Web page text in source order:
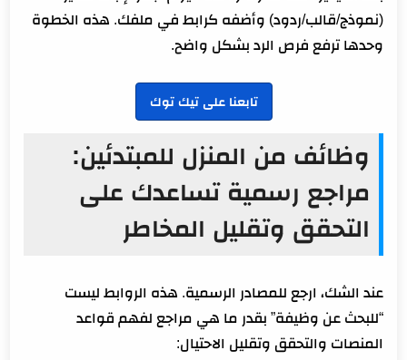
(نموذج/قالب/ردود) وأضفه كرابط في ملفك. هذه الخطوة
وحدها ترفع فرص الرد بشكل واضح.
تابعنا على تيك توك
وظائف من المنزل للمبتدئين:
مراجع رسمية تساعدك على
التحقق وتقليل المخاطر
عند الشك، ارجع للمصادر الرسمية. هذه الروابط ليست
“للبحث عن وظيفة” بقدر ما هي مراجع لفهم قواعد
المنصات والتحقق وتقليل الاحتيال: